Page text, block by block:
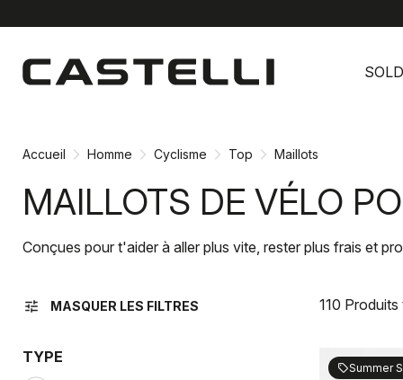
contenu
Accueil Homme Cyclisme Top Maillots
MAILLOTS DE VÉLO
Conçues pour t'aider à aller plus vite, rester plus frais et
tune MASQUER LES FILTRES 110
TYPE
sellSummer